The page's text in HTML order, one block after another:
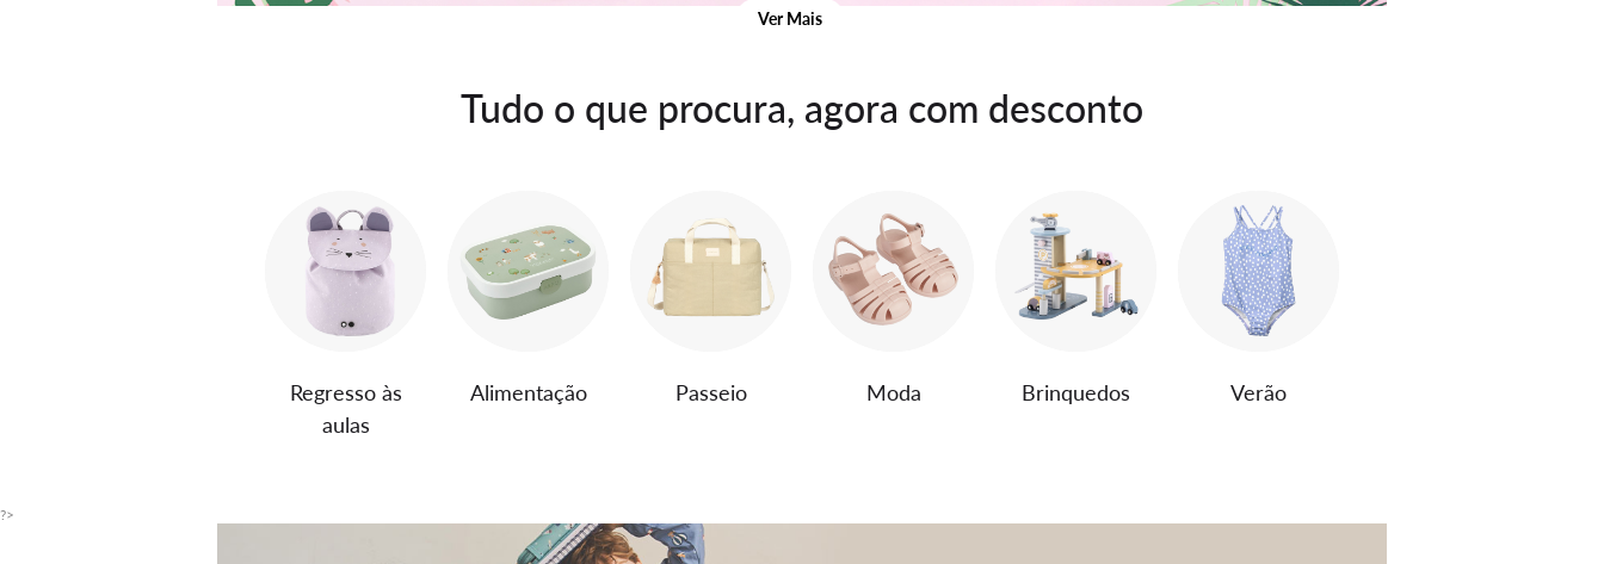
Ver Mais
Tudo o que procura, agora com desconto
Regresso às
aulas
Alimentação Passeio Moda Brinquedos Verão
?>